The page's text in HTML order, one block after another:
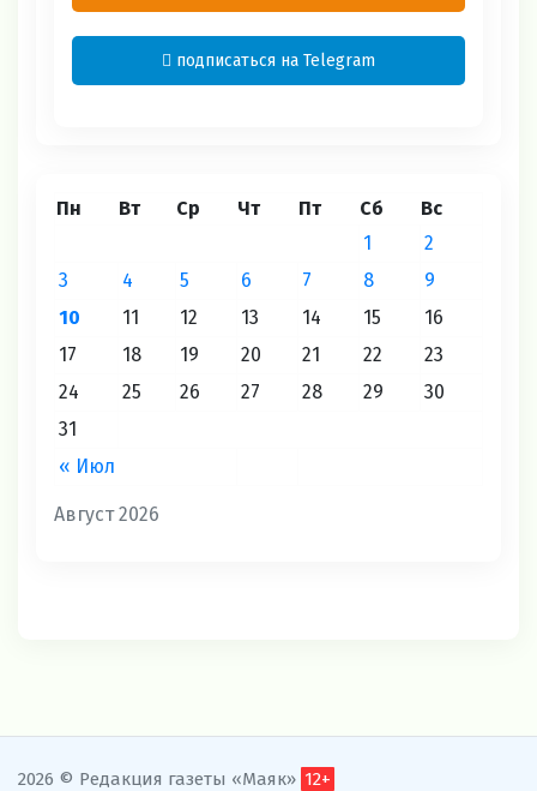
подписаться на Telegram
Август 2026
Пн Вт Ср Чт Пт Сб Вс
« Июл
1
2
3
4 5 6 7 8
9
10
11 12 13 14 15
16
17
18 19 20 21 22
23
24
25 26 27 28 29
30
31
2026 © Редакция газеты «Маяк» 12+